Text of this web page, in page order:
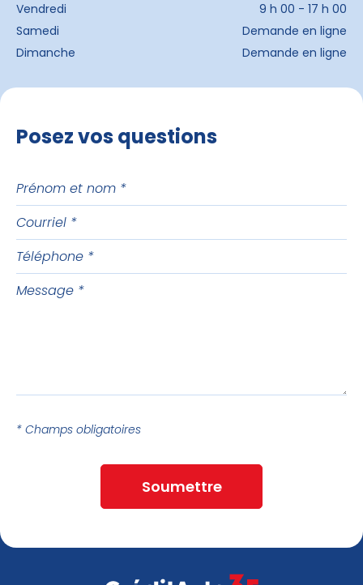
Vendredi
9 h 00 - 17 h 00
Samedi
Demande en ligne
Dimanche
Demande en ligne
Posez vos questions
Prénom
nom
Courriel
Téléphone
Message
* Champs obligatoires
Soumettre